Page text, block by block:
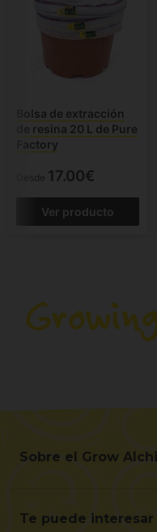
Bolsa de extracción
de resina 20 L de Pure
Factory
Desde 17.00€
Ver producto
Sobre el Grow
Situación y Contacto
Te puede interesar